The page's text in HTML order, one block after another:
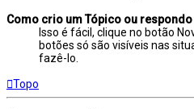
Como crio um Tópico ou
Isso é fácil, clique no botão
botões só são visíveis nas
fazê-lo.
Topo